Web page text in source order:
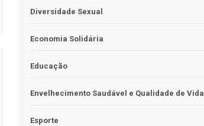
Diversidade Sexual
Economia Solidária
Educação
Envelhecimento Saudável e Qualidade de Vida
Esporte